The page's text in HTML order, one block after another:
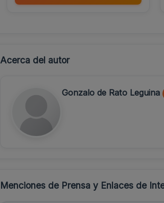
Acerca del autor
Gonzalo de Rato Leguina
Menciones de Prensa y Enlaces de